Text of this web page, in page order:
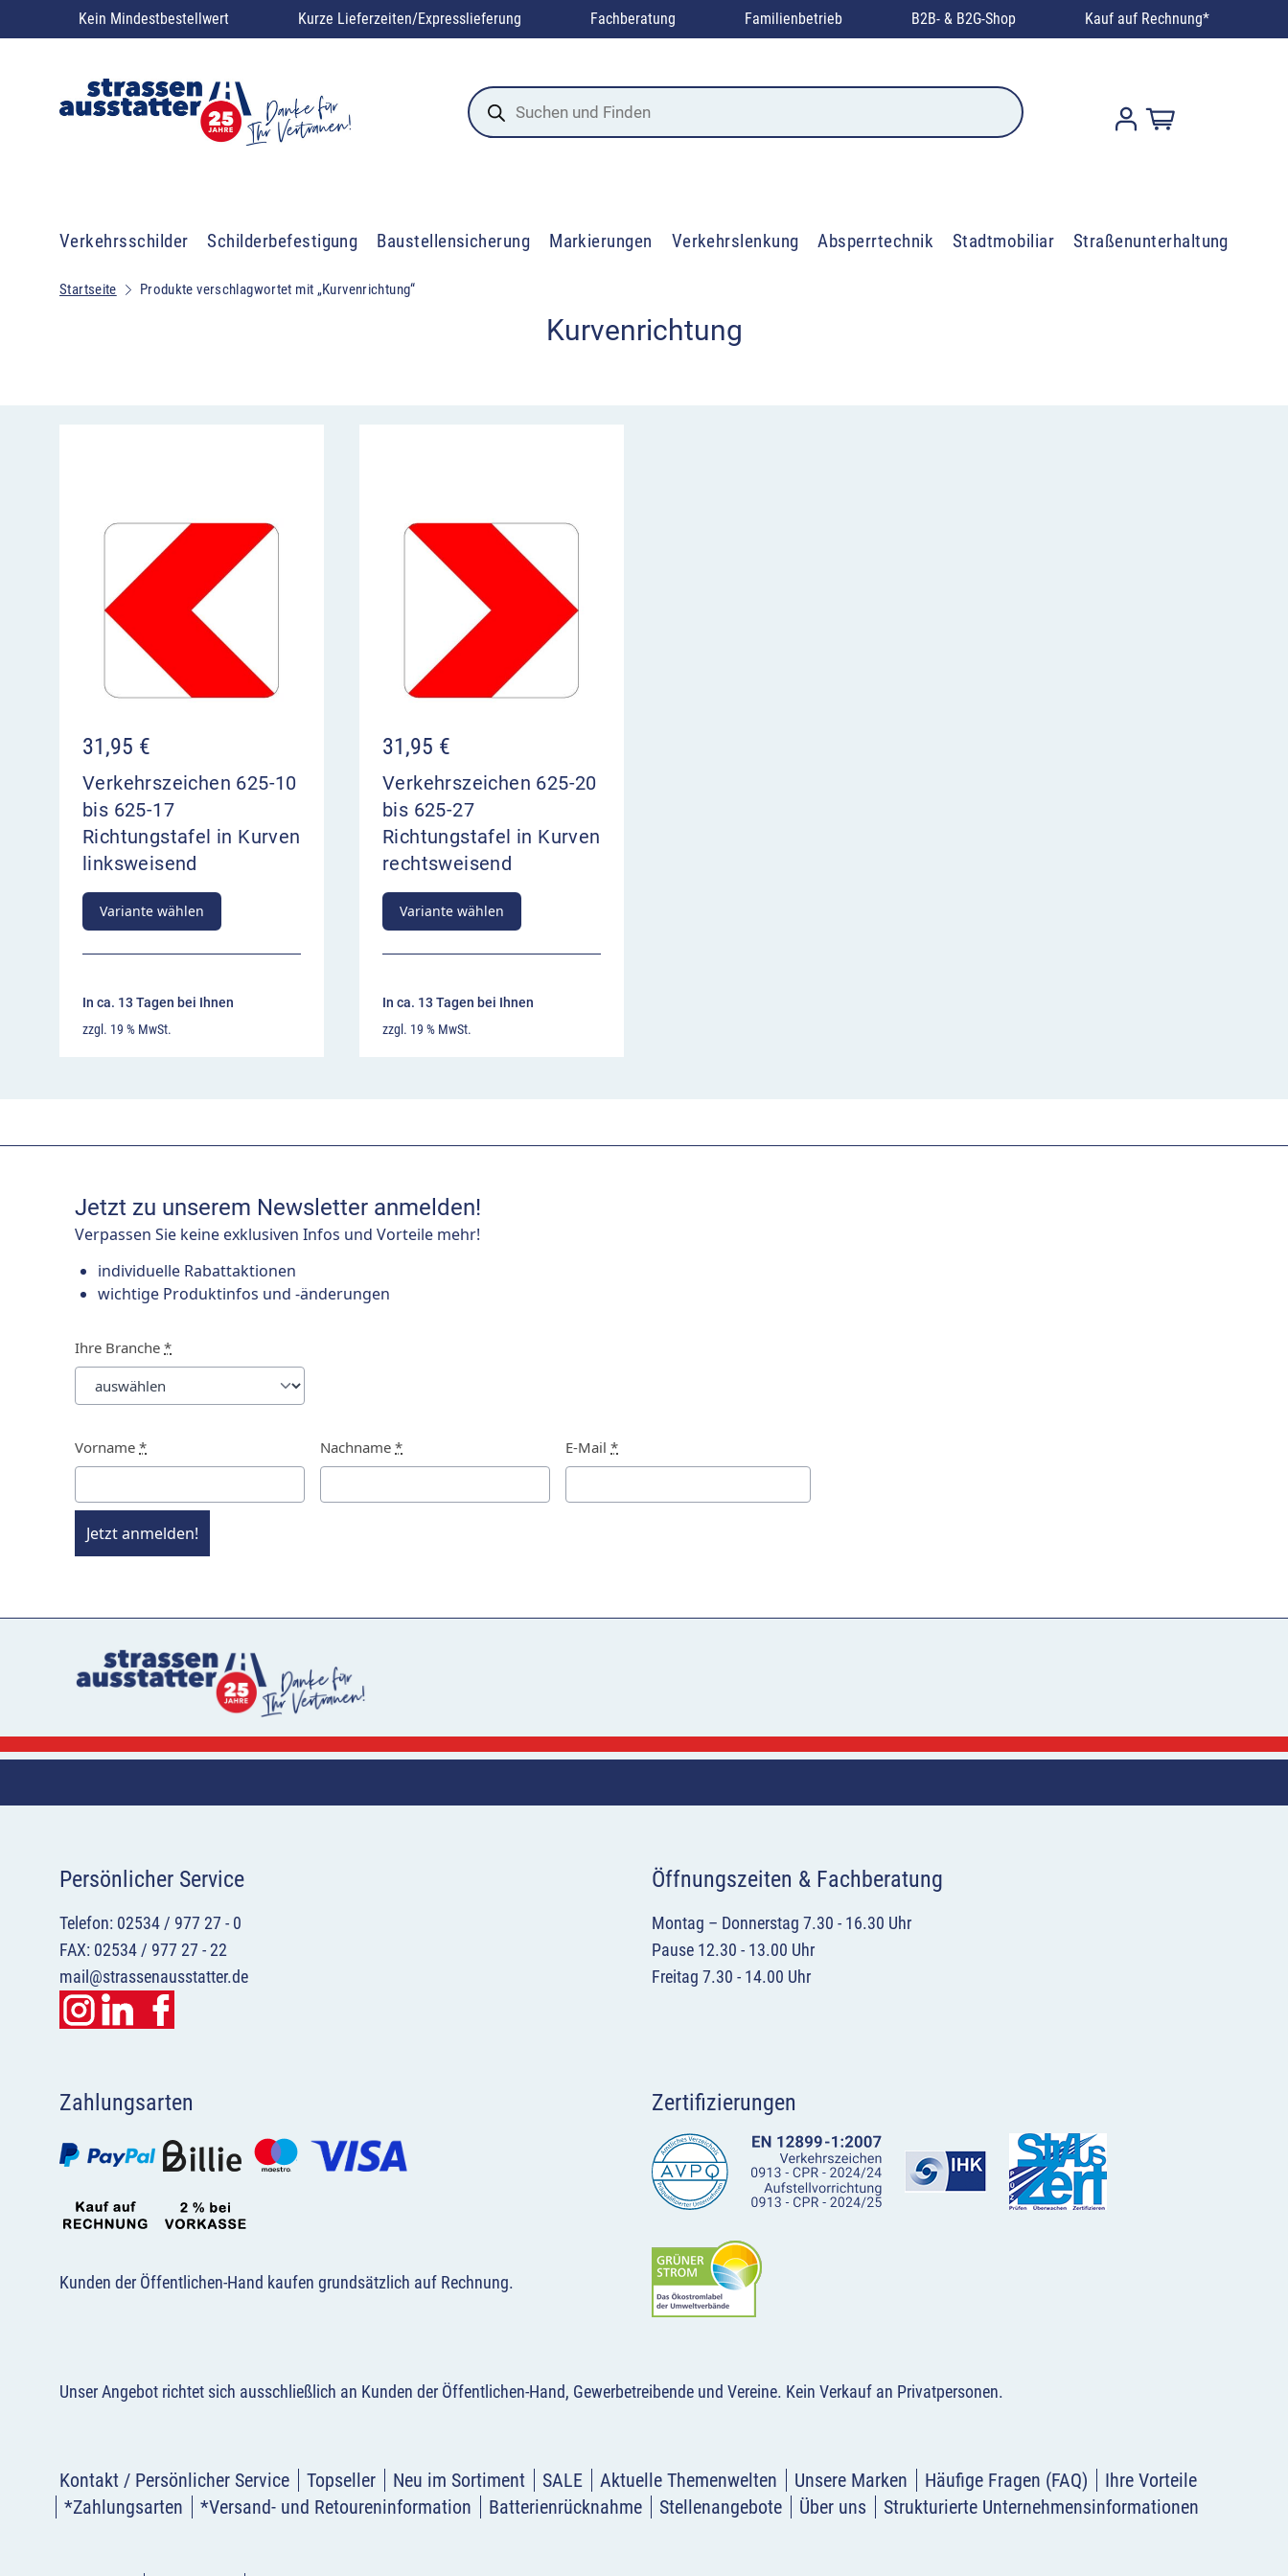
Kein Mindestbestellwert Kurze Lieferzeiten/Expresslieferung Fachberatung Familienbetrieb B2B- & B2G-Shop Kauf auf Rechnung*
Products
search
Verkehrsschilder Schilderbefestigung Baustellensicherung Markierungen Verkehrslenkung Absperrtechnik Stadtmobiliar Straßenunterhaltung
Startseite Produkte verschlagwortet mit „Kurvenrichtung“
Kurvenrichtung
31,95 €
Verkehrszeichen 625-10
bis 625-17
Richtungstafel in Kurven
linksweisend
Variante wählen
In ca. 13 Tagen bei Ihnen
zzgl. 19 % MwSt.
31,95 €
Verkehrszeichen 625-20
bis 625-27
Richtungstafel in Kurven
rechtsweisend
Variante wählen
In ca. 13 Tagen bei Ihnen
zzgl. 19 % MwSt.
Jetzt zu unserem Newsletter anmelden!
Verpassen Sie keine exklusiven Infos und Vorteile mehr!
individuelle Rabattaktionen
wichtige Produktinfos und -änderungen
Ihre Branche *
Vorname * Nachname * E-Mail *
Jetzt anmelden!
Persönlicher Service
Telefon: 02534 / 977 27 - 0
FAX: 02534 / 977 27 - 22
mail@strassenausstatter.de
Öffnungszeiten & Fachberatung
Montag – Donnerstag 7.30 - 16.30 Uhr
Pause 12.30 - 13.00 Uhr
Freitag 7.30 - 14.00 Uhr
Zahlungsarten
Kunden der Öffentlichen-Hand kaufen grundsätzlich auf Rechnung.
Zertifizierungen
Unser Angebot richtet sich ausschließlich an Kunden der Öffentlichen-Hand, Gewerbetreibende und Vereine. Kein Verkauf an Privatpersonen.
Kontakt / Persönlicher Service Topseller Neu im Sortiment SALE Aktuelle Themenwelten Unsere Marken Häufige Fragen (FAQ)
Ihre Vorteile
*Zahlungsarten
*Versand- und Retoureninformation Batterienrücknahme Stellenangebote Über uns Strukturierte Unternehmensinformationen